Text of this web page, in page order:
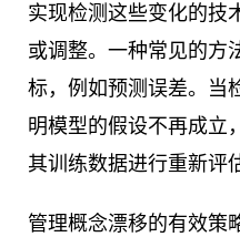
实现检测这些变化的技
或调整。一种常见的方
标，例如预测误差。当
明模型的假设不再成立
其训练数据进行重新评
管理概念漂移的有效策